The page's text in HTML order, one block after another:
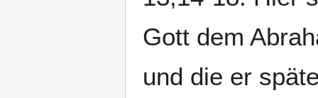
Gott dem
und die er